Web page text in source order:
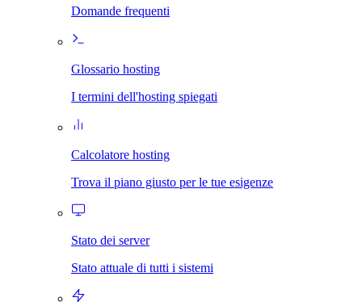
Domande frequenti
Glossario hosting
I termini dell'hosting spiegati
Calcolatore hosting
Trova il piano giusto per le tue esigenze
Stato dei server
Stato attuale di tutti i sistemi